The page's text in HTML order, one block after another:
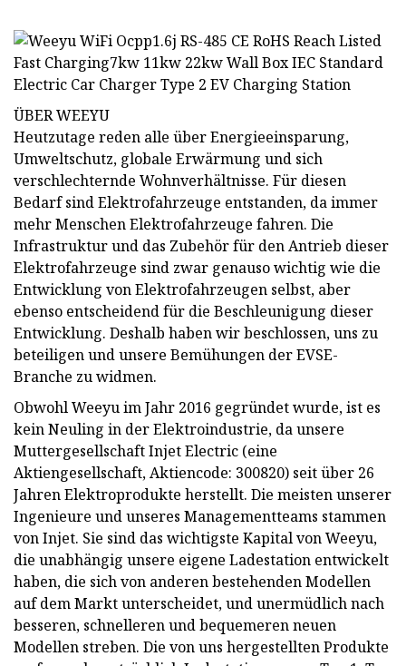
ÜBER WEEYU
Heutzutage reden alle über Energieeinsparung,
Umweltschutz, globale Erwärmung und sich
verschlechternde Wohnverhältnisse. Für diesen
Bedarf sind Elektrofahrzeuge entstanden, da immer
mehr Menschen Elektrofahrzeuge fahren. Die
Infrastruktur und das Zubehör für den Antrieb dieser
Elektrofahrzeuge sind zwar genauso wichtig wie die
Entwicklung von Elektrofahrzeugen selbst, aber
ebenso entscheidend für die Beschleunigung dieser
Entwicklung. Deshalb haben wir beschlossen, uns zu
beteiligen und unsere Bemühungen der EVSE-
Branche zu widmen.
Obwohl Weeyu im Jahr 2016 gegründet wurde, ist es
kein Neuling in der Elektroindustrie, da unsere
Muttergesellschaft Injet Electric (eine
Aktiengesellschaft, Aktiencode: 300820) seit über 26
Jahren Elektroprodukte herstellt. Die meisten unserer
Ingenieure und unseres Managementteams stammen
von Injet. Sie sind das wichtigste Kapital von Weeyu,
die unabhängig unsere eigene Ladestation entwickelt
haben, die sich von anderen bestehenden Modellen
auf dem Markt unterscheidet, und unermüdlich nach
besseren, schnelleren und bequemeren neuen
Modellen streben. Die von uns hergestellten Produkte